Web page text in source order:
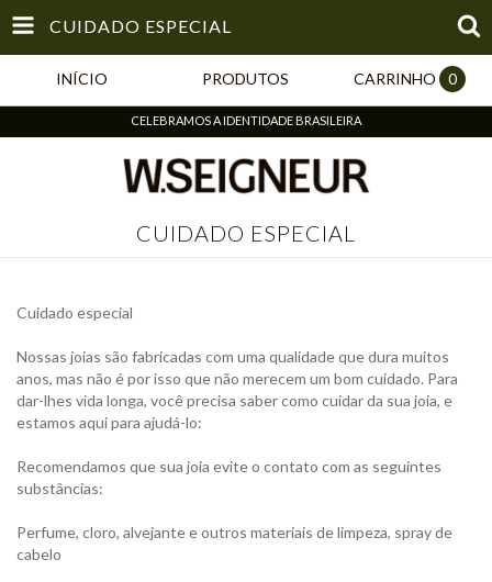
CUIDADO ESPECIAL
INÍCIO PRODUTOS CARRINHO 0
CELEBRAMOS A IDENTIDADE BRASILEIRA
CUIDADO ESPECIAL
Cuidado especial
Nossas joias são fabricadas com uma qualidade que dura muitos
anos, mas não é por isso que não merecem um bom cuidado. Para
dar-lhes vida longa, você precisa saber como cuidar da sua joia, e
estamos aqui para ajudá-lo:
Recomendamos que sua joia evite o contato com as seguintes
substâncias:
Perfume, cloro, alvejante e outros materiais de limpeza, spray de
cabelo